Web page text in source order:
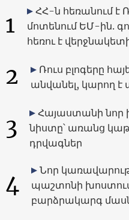
1
ՀՀ-ն հեռանում է
մոտենում ԵՄ-ին.
հեռու է
2
Ռուս բլոգերը
անվանել, կարող
3
Հայաստանի նոր
նիստը՝ առանց
դրվագներ
4
Նոր
պաշտոնի
բարձրակարգ